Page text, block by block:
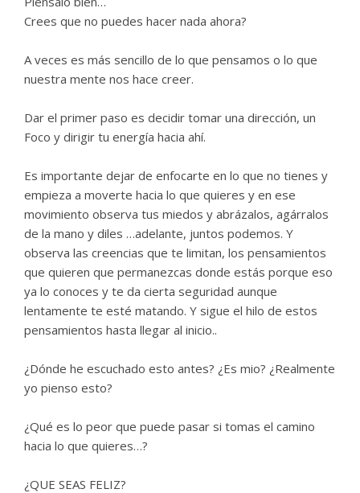
Crees que no puedes hacer nada ahora?
A veces es más sencillo de lo que pensamos o lo que
nuestra mente nos hace creer.
Dar el primer paso es decidir tomar una dirección, un
Foco y dirigir tu energía hacia ahí.
Es importante dejar de enfocarte en lo que no tienes y
empieza a moverte hacia lo que quieres y en ese
movimiento observa tus miedos y abrázalos, agárralos
de la mano y diles …adelante, juntos podemos. Y
observa las creencias que te limitan, los pensamientos
que quieren que permanezcas donde estás porque eso
ya lo conoces y te da cierta seguridad aunque
lentamente te esté matando. Y sigue el hilo de estos
pensamientos hasta llegar al inicio..
¿Dónde he escuchado esto antes? ¿Es mio? ¿Realmente
yo pienso esto?
¿Qué es lo peor que puede pasar si tomas el camino
hacia lo que quieres…?
¿QUE SEAS FELIZ?